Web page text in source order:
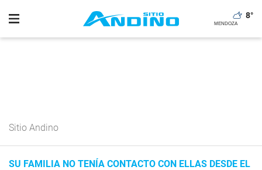
8°
Sitio Andino
SU FAMILIA NO TENÍA CONTACTO CON ELLAS DESDE EL